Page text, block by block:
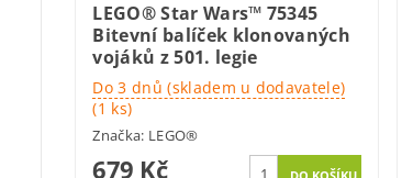
LEGO® Star Wars™ 75345
Bitevní balíček klonovaných
vojáků z 501. legie
Do 3 dnů (skladem u dodavatele)
(1 ks)
Značka: LEGO®
679 Kč